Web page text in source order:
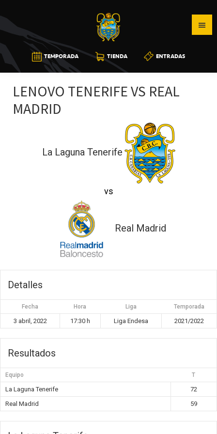
a
la
navegación
principal
al
contenido
principal
a
la
barra
lateral
principal
CB
CANARIAS
TEMPORADA TIENDA ENTRADAS
LENOVO TENERIFE VS REAL
MADRID
La Laguna Tenerife
vs
Real Madrid
Detalles
Fecha Hora Liga Temporada
3 abril, 2022 17:30 h Liga Endesa 2021/2022
Resultados
Equipo T
La Laguna Tenerife
72
Real Madrid
59